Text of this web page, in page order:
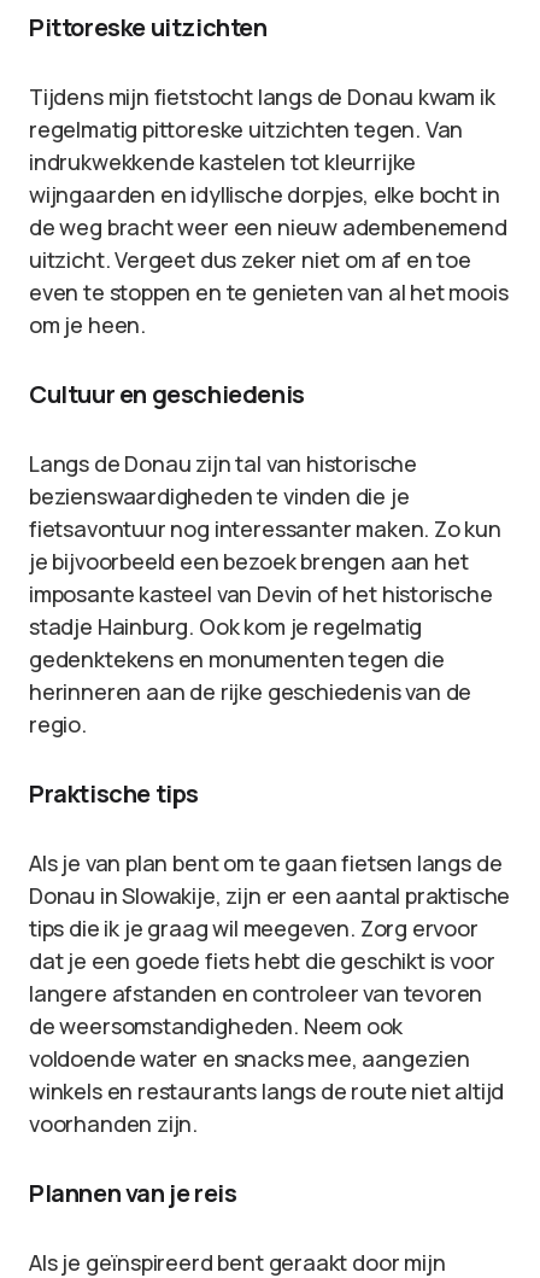
Pittoreske uitzichten
Tijdens mijn fietstocht langs de Donau kwam ik
regelmatig pittoreske uitzichten tegen. Van
indrukwekkende kastelen tot kleurrijke
wijngaarden en idyllische dorpjes, elke bocht in
de weg bracht weer een nieuw adembenemend
uitzicht. Vergeet dus zeker niet om af en toe
even te stoppen en te genieten van al het moois
om je heen.
Cultuur en geschiedenis
Langs de Donau zijn tal van historische
bezienswaardigheden te vinden die je
fietsavontuur nog interessanter maken. Zo kun
je bijvoorbeeld een bezoek brengen aan het
imposante kasteel van Devin of het historische
stadje Hainburg. Ook kom je regelmatig
gedenktekens en monumenten tegen die
herinneren aan de rijke geschiedenis van de
regio.
Praktische tips
Als je van plan bent om te gaan fietsen langs de
Donau in Slowakije, zijn er een aantal praktische
tips die ik je graag wil meegeven. Zorg ervoor
dat je een goede fiets hebt die geschikt is voor
langere afstanden en controleer van tevoren
de weersomstandigheden. Neem ook
voldoende water en snacks mee, aangezien
winkels en restaurants langs de route niet altijd
voorhanden zijn.
Plannen van je reis
Als je geïnspireerd bent geraakt door mijn